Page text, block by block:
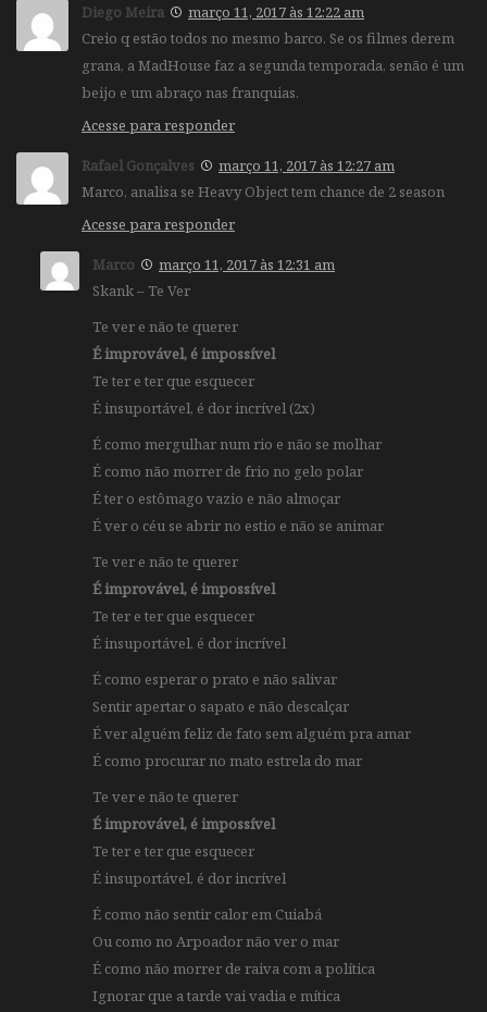
Diego Meira
março 11, 2017 às 12:22 am
Creio q estão todos no mesmo barco. Se os filmes derem
grana, a MadHouse faz a segunda temporada, senão é um
beijo e um abraço nas franquias.
Acesse para responder
Rafael Gonçalves
março 11, 2017 às 12:27 am
Marco, analisa se Heavy Object tem chance de 2 season
Acesse para responder
Marco
março 11, 2017 às 12:31 am
Skank – Te Ver
Te ver e não te querer
É improvável, é impossível
Te ter e ter que esquecer
É insuportável, é dor incrível (2x)
É como mergulhar num rio e não se molhar
É como não morrer de frio no gelo polar
É ter o estômago vazio e não almoçar
É ver o céu se abrir no estio e não se animar
Te ver e não te querer
É improvável, é impossível
Te ter e ter que esquecer
É insuportável, é dor incrível
É como esperar o prato e não salivar
Sentir apertar o sapato e não descalçar
É ver alguém feliz de fato sem alguém pra amar
É como procurar no mato estrela do mar
Te ver e não te querer
É improvável, é impossível
Te ter e ter que esquecer
É insuportável, é dor incrível
É como não sentir calor em Cuiabá
Ou como no Arpoador não ver o mar
É como não morrer de raiva com a política
Ignorar que a tarde vai vadia e mítica